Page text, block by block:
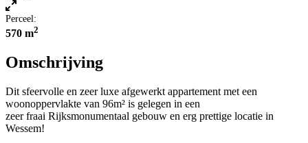
Perceel:
570 m2
Omschrijving
Dit sfeervolle en zeer luxe afgewerkt appartement met een
woonoppervlakte van 96m² is gelegen in een
zeer fraai Rijksmonumentaal gebouw en erg prettige locatie in
Wessem!